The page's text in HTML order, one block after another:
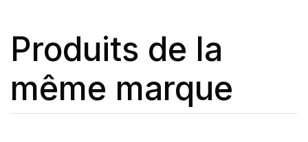
Produits de la
même marque